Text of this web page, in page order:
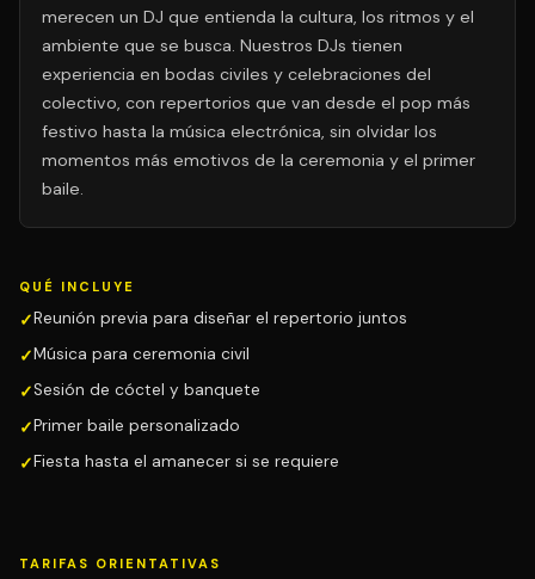
merecen un DJ que entienda la cultura, los ritmos y el
ambiente que se busca. Nuestros DJs tienen
experiencia en bodas civiles y celebraciones del
colectivo, con repertorios que van desde el pop más
festivo hasta la música electrónica, sin olvidar los
momentos más emotivos de la ceremonia y el primer
baile.
QUÉ INCLUYE
Reunión previa para diseñar el repertorio juntos
Música para ceremonia civil
Sesión de cóctel y banquete
Primer baile personalizado
Fiesta hasta el amanecer si se requiere
TARIFAS ORIENTATIVAS